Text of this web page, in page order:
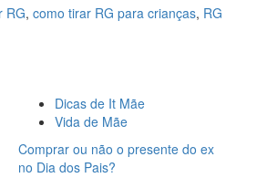
RG, como tirar RG para crianças, RG
Dicas de It Mãe
Vida de Mãe
Comprar ou não o presente do ex
no Dia dos Pais?